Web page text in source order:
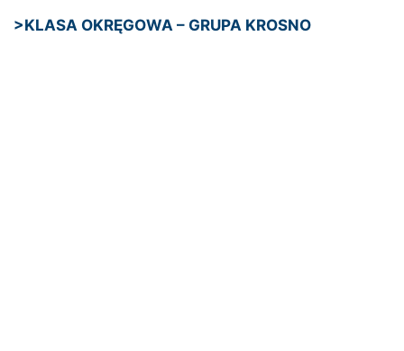
>KLASA OKRĘGOWA – GRUPA KROSNO